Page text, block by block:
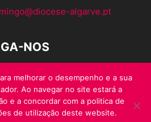
algarve.pt
NOS
melhorar o desempenho e a sua
Ao navegar no site estará a
e a concordar com a politica de
de utilização deste website.